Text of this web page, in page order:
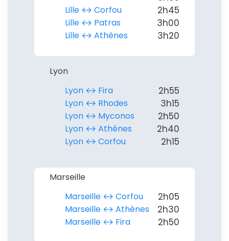
Lille ↔︎ Corfou 2h45
Lille ↔︎ Patras 3h00
Lille ↔︎ Athènes 3h20
Lyon
Lyon ↔︎ Fira
2h55
Lyon ↔︎ Rhodes 3h15
Lyon ↔︎ Myconos 2h50
Lyon ↔︎ Athènes 2h40
Lyon ↔︎ Corfou 2h15
Marseille
Marseille ↔︎ Corfou
2h05
Marseille ↔︎ Athènes 2h30
Marseille ↔︎ Fira 2h50